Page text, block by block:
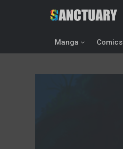
Manga Comics